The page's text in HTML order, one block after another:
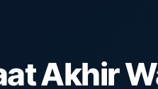
Akhir